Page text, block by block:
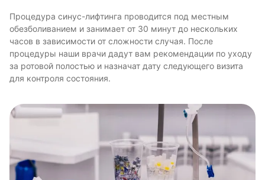
Процедура синус-лифтинга проводится под местным
обезболиванием и занимает от 30 минут до нескольких
часов в зависимости от сложности случая. После
процедуры наши врачи дадут вам рекомендации по уходу
за ротовой полостью и назначат дату следующего визита
для контроля состояния.